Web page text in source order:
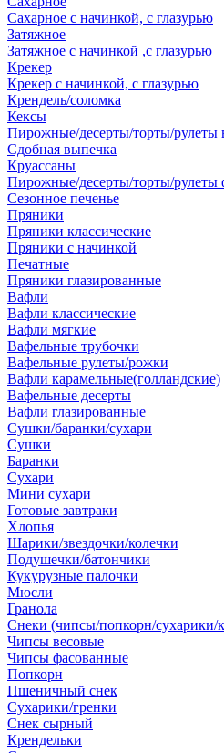
Сахарное с начинкой, с глазурью
Затяжное
Затяжное с начинкой ,с глазурью
Крекер
Крекер с начинкой, с глазурью
Крендель/соломка
Кексы
Пирожные/десерты/торты/рулеты
Сдобная выпечка
Круассаны
Пирожные/десерты/торты/рулеты
Сезонное печенье
Пряники
Пряники классические
Пряники с начинкой
Печатные
Пряники глазированные
Вафли
Вафли классические
Вафли мягкие
Вафельные трубочки
Вафельные рулеты/рожки
Вафли карамельные(голландские)
Вафельные десерты
Вафли глазированные
Сушки/баранки/сухари
Сушки
Баранки
Сухари
Мини сухари
Готовые завтраки
Хлопья
Шарики/звездочки/колечки
Подушечки/батончики
Кукурузные палочки
Мюсли
Гранола
Снеки (чипсы/попкорн/сухарики/
Чипсы весовые
Чипсы фасованные
Попкорн
Пшеничный снек
Сухарики/гренки
Снек сырный
Крендельки